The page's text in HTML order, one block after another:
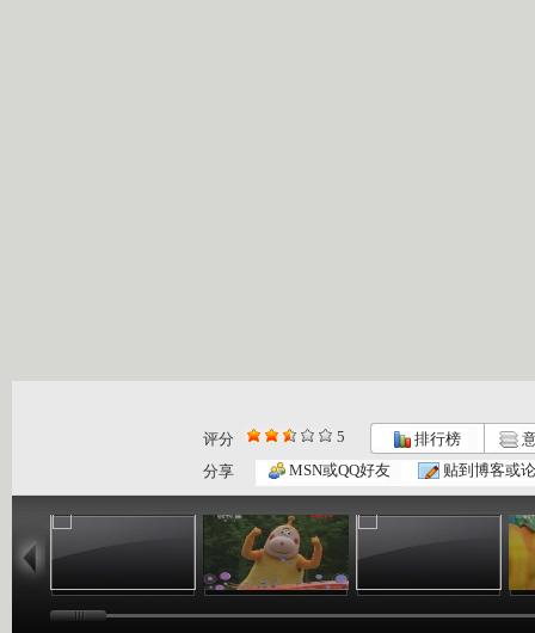
评分 5 排行榜
分享
MSN或QQ好友 贴到博客或
01:02
小小智慧树...
03:24
小小智慧树...
01:26